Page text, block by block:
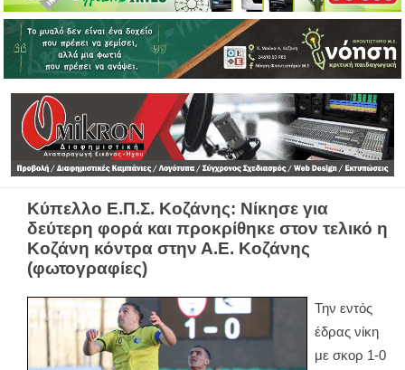
Κύπελλο Ε.Π.Σ. Κοζάνης: Νίκησε για
δεύτερη φορά και προκρίθηκε στον τελικό η
Κοζάνη κόντρα στην Α.Ε. Κοζάνης
(φωτογραφίες)
Την εντός
έδρας νίκη
με σκορ 1-0